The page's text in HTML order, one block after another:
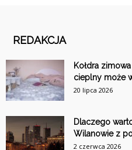
REDAKCJA
Kołdra
cieplny może
20 lipca 2026
Dlaczego
Wilanowie z
2 czerwca 2026